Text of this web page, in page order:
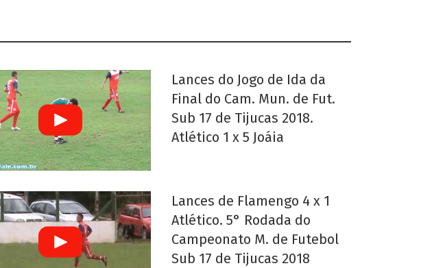
Lances do Jogo de Ida da
Final do Cam. Mun. de Fut.
Sub 17 de Tijucas 2018.
Atlético 1 x 5 Joáia
Lances de Flamengo 4 x 1
Atlético. 5° Rodada do
Campeonato M. de Futebol
Sub 17 de Tijucas 2018